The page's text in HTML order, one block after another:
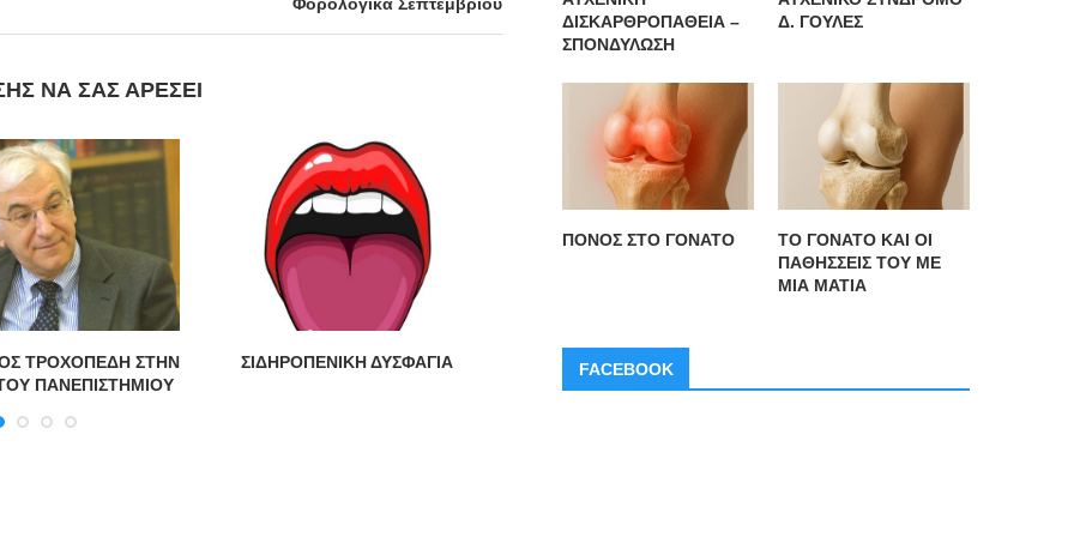
ΝΑ ΣΑΣ ΑΡΈΣΕΙ
ΤΡΟΧΟΠΕΔΗ ΣΤΗΝ
ΠΑΝΕΠΙΣΤΗΜΙΟΥ
ΣΙΔΗΡΟΠΕΝΙΚΗ ΔΥΣΦΑΓΙΑ
ΧΡΗΣΙΜΕΣ ΣΥΜΒΟΥΛΕΣ ΓΙΑ ΣΩΣΤΗ
ΔΙΣΚΑΡΘΡΟΠΑΘΕΙΑ –
ΣΠΟΝΔΥΛΩΣΗ
Δ. ΓΟΥΛΕΣ
ΠΟΝΟΣ ΣΤΟ ΓΟΝΑΤΟ
ΤΟ ΓΟΝΑΤΟ ΚΑΙ ΟΙ
ΠΑΘΗΣΣΕΙΣ ΤΟΥ ΜΕ
ΜΙΑ ΜΑΤΙΑ
FACEBOOK